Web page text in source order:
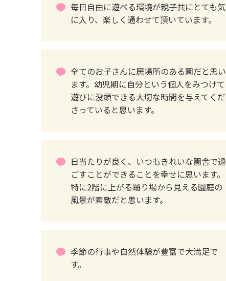
毎日自由に遊べる環境が親子共にとても気
に入り、楽しく通わせて頂いています。
全てのお子さんに居場所のある園だと思い
ます。幼児期に自分という個人をみつけて
遊びに没頭できる大切な時間を与えてくだ
さっていると思います。
日当たりが良く、いつもきれいな園舎で過
ごすことができることを幸せに思います。
特に2階に上がる踊り場から見える園庭の
風景が素敵だと思います。
季節の行事や自然体験が豊富で大満足で
す。